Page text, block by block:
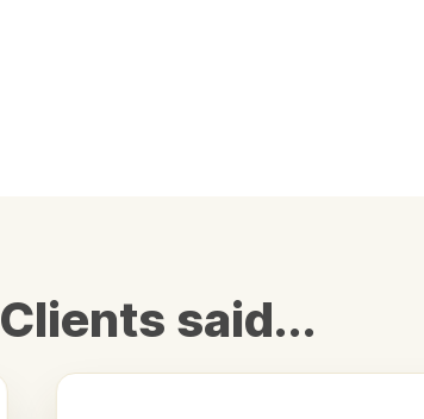
Clients said...